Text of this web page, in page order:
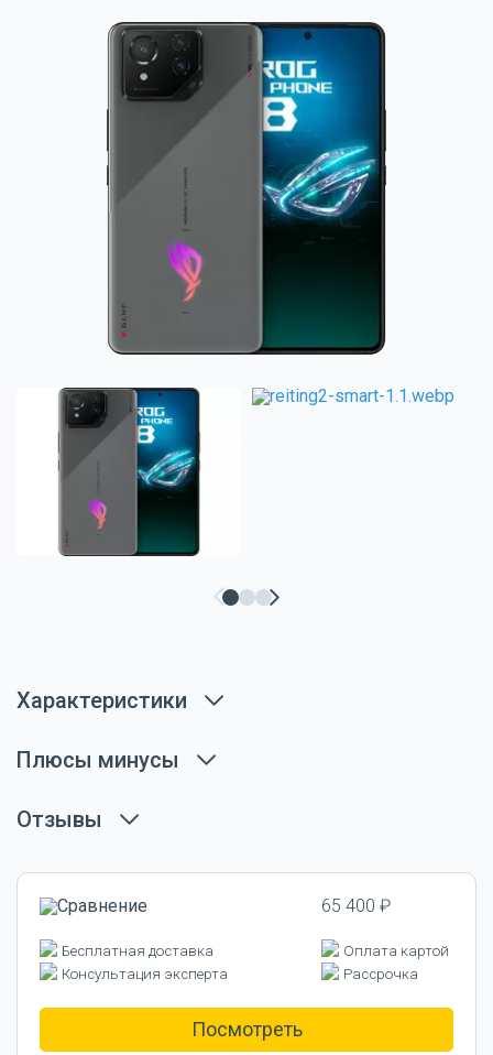
Характеристики
Плюсы минусы
Отзывы
65 400 ₽
Бесплатная доставка
Оплата картой
Консультация эксперта
Рассрочка
Посмотреть